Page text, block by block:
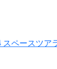
ペースツア